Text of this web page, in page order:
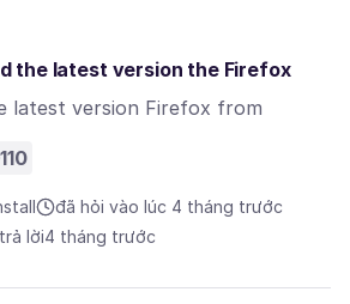
the latest version the Firefox
latest version Firefox from
110
đã hỏi vào lúc 4 tháng trước
lời4 tháng trước